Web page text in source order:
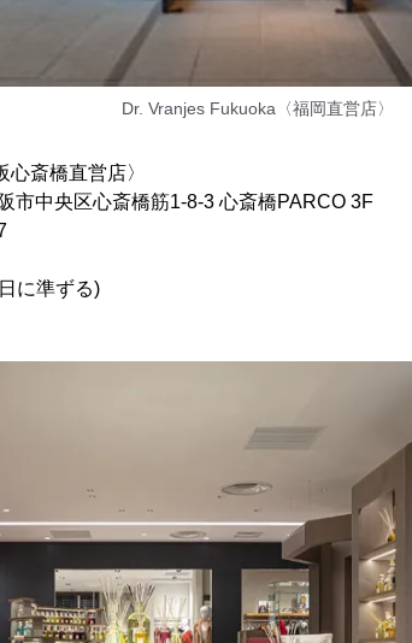
Dr. Vranjes Fukuoka〈福岡直営店〉
心斎橋直営店〉
中央区心斎橋筋1-8-3 心斎橋PARCO 3F
に準ずる)